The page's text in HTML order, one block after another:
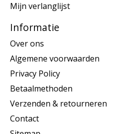
Mijn verlanglijst
Informatie
Over ons
Algemene voorwaarden
Privacy Policy
Betaalmethoden
Verzenden & retourneren
Contact